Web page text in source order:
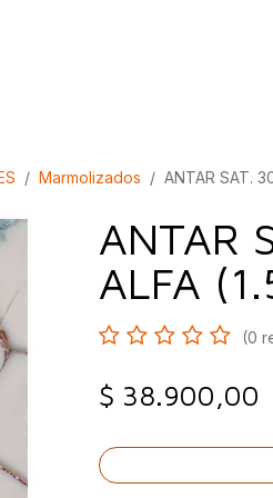
Marmolizados ANTAR SAT.
ANTAR
ALFA
(0
$ 38.900,00